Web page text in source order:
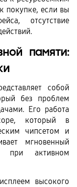
покупке, если вы
отсутствие
памяти:
собой
без проблем
Его работа
который в
чипсетом и
мгновенный
при активном
высокого